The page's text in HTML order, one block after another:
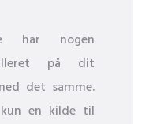
har nogen
på dit
det samme.
en kilde til